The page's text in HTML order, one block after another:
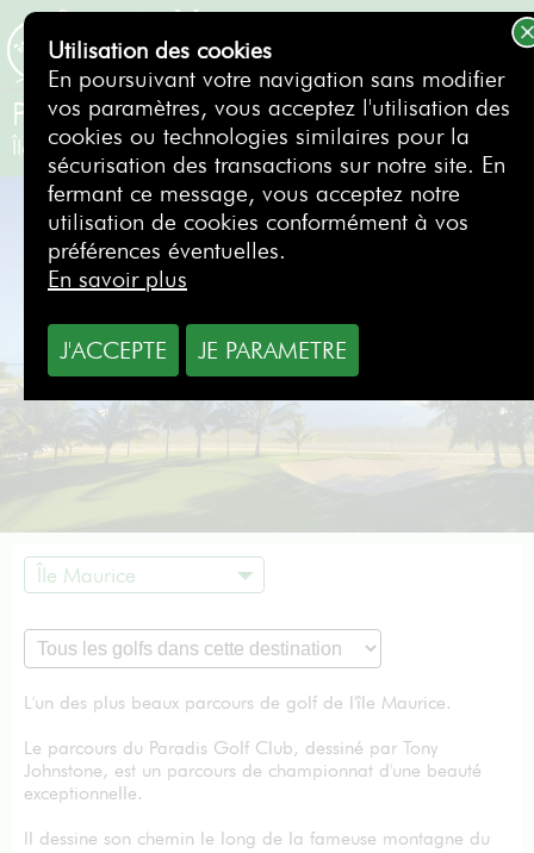
RÉSERVER
Paradis Golf Club
Île Maurice- République de Maurice
Île Maurice
L'un des plus beaux parcours de golf de l'île Maurice.
Le parcours du Paradis Golf Club, dessiné par Tony
Johnstone, est un parcours de championnat d'une beauté
exceptionnelle.
Il dessine son chemin le long de la fameuse montagne du
Utilisation des cookies
En poursuivant votre navigation sans modifier
vos paramètres, vous acceptez l'utilisation des
cookies ou technologies similaires pour la
sécurisation des transactions sur notre site. En
fermant ce message, vous acceptez notre
utilisation de cookies conformément à vos
préférences éventuelles.
En savoir plus
J'ACCEPTE JE PARAMETRE